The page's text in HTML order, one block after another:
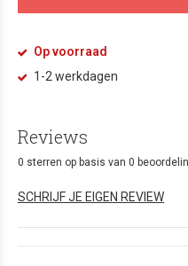
Op voorraad
1-2 werkdagen
Reviews
0 sterren op basis van 0
SCHRIJF JE EIGEN REVIEW